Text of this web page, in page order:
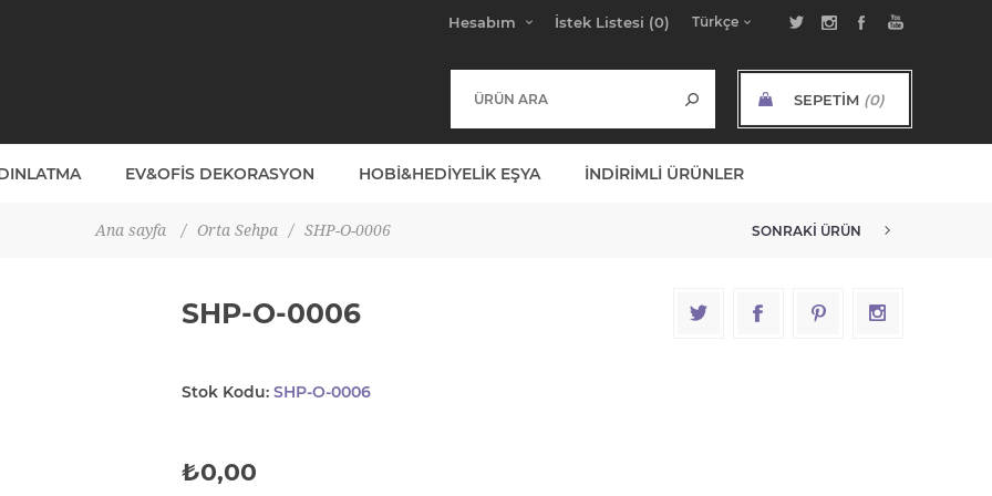
Hesabım İstek Listesi (0)
SEPETIM (0)
EV&OFIS DEKORASYON HOBI&HEDIYELIK EŞYA İNDIRIMLI ÜRÜNLER
Ana sayfa / Orta Sehpa / SHP-O-0006 SONRAKI ÜRÜN
SHP-O-0006
Stok Kodu: SHP-O-0006
₺0,00